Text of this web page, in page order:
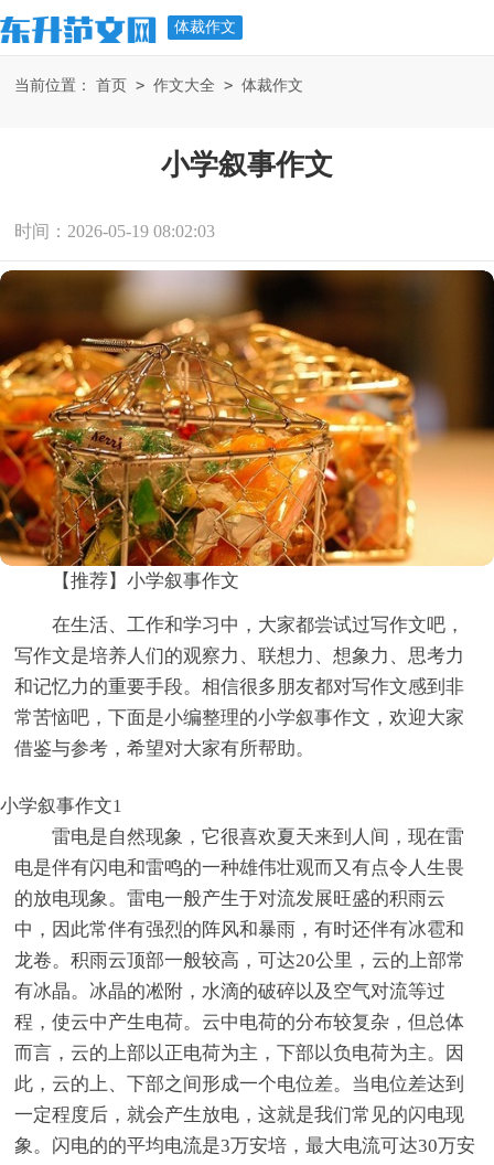
体裁作文
当前位置： 首页 > 作文大全 > 体裁作文
小学叙事作文
时间：2026-05-19 08:02:03
【推荐】小学叙事作文
在生活、工作和学习中，大家都尝试过写作文吧，
写作文是培养人们的观察力、联想力、想象力、思考力
和记忆力的重要手段。相信很多朋友都对写作文感到非
常苦恼吧，下面是小编整理的小学叙事作文，欢迎大家
借鉴与参考，希望对大家有所帮助。
小学叙事作文1
雷电是自然现象，它很喜欢夏天来到人间，现在雷
电是伴有闪电和雷鸣的一种雄伟壮观而又有点令人生畏
的放电现象。雷电一般产生于对流发展旺盛的积雨云
中，因此常伴有强烈的阵风和暴雨，有时还伴有冰雹和
龙卷。积雨云顶部一般较高，可达20公里，云的上部常
有冰晶。冰晶的凇附，水滴的破碎以及空气对流等过
程，使云中产生电荷。云中电荷的分布较复杂，但总体
而言，云的上部以正电荷为主，下部以负电荷为主。因
此，云的上、下部之间形成一个电位差。当电位差达到
一定程度后，就会产生放电，这就是我们常见的闪电现
象。闪电的的平均电流是3万安培，最大电流可达30万安